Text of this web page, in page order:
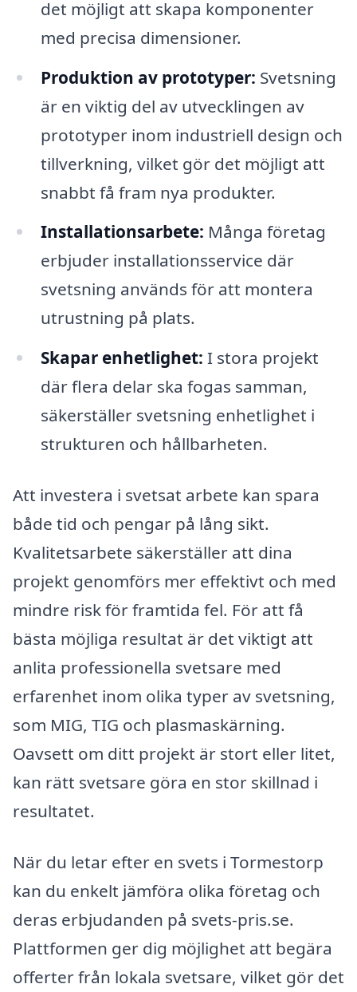
det möjligt att skapa komponenter
med precisa dimensioner.
Produktion av prototyper: Svetsning
är en viktig del av utvecklingen av
prototyper inom industriell design och
tillverkning, vilket gör det möjligt att
snabbt få fram nya produkter.
Installationsarbete: Många företag
erbjuder installationsservice där
svetsning används för att montera
utrustning på plats.
Skapar enhetlighet: I stora projekt
där flera delar ska fogas samman,
säkerställer svetsning enhetlighet i
strukturen och hållbarheten.
Att investera i svetsat arbete kan spara
både tid och pengar på lång sikt.
Kvalitetsarbete säkerställer att dina
projekt genomförs mer effektivt och med
mindre risk för framtida fel. För att få
bästa möjliga resultat är det viktigt att
anlita professionella svetsare med
erfarenhet inom olika typer av svetsning,
som MIG, TIG och plasmaskärning.
Oavsett om ditt projekt är stort eller litet,
kan rätt svetsare göra en stor skillnad i
resultatet.
När du letar efter en svets i Tormestorp
kan du enkelt jämföra olika företag och
deras erbjudanden på svets-pris.se.
Plattformen ger dig möjlighet att begära
offerter från lokala svetsare, vilket gör det